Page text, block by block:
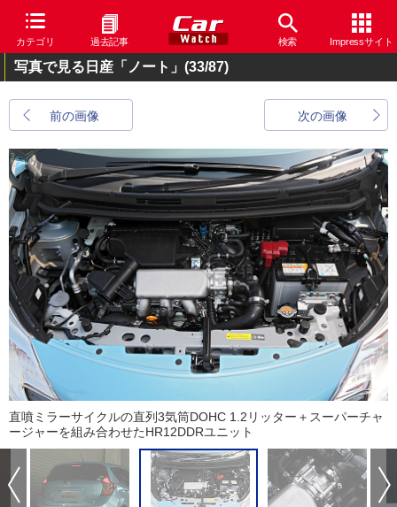
カテゴリ 過去記事 検索 Impressサイト
写真で見る日産「ノート」 (33/87)
前の画像 次の画像
直噴ミラーサイクルの直列3気筒DOHC 1.2リッター＋スーパーチャ
ージャーを組み合わせたHR12DDRユニット